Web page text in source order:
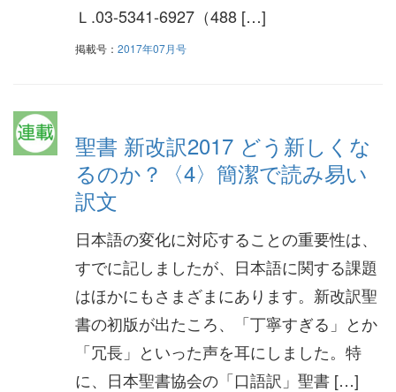
Ｌ.03-5341-6927（488 […]
掲載号： 2017年07月号
聖書 新改訳2017 どう新しくな
るのか？〈4〉簡潔で読み易い
訳文
日本語の変化に対応することの重要性は、
すでに記しましたが、日本語に関する課題
はほかにもさまざまにあります。新改訳聖
書の初版が出たころ、「丁寧すぎる」とか
「冗長」といった声を耳にしました。特
に、日本聖書協会の「口語訳」聖書 […]